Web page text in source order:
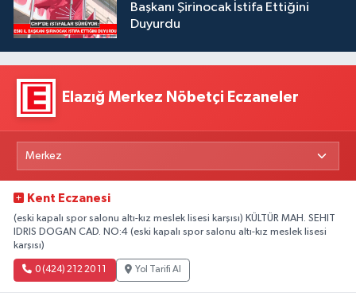
Başkanı Şirinocak İstifa Ettiğini
Duyurdu
Elazığ Merkez Nöbetçi Eczaneler
Kent Eczanesi
(eski kapalı spor salonu altı-kız meslek lisesi karşısı) KÜLTÜR MAH. SEHIT
IDRIS DOGAN CAD. NO:4 (eski kapalı spor salonu altı-kız meslek lisesi
karşısı)
0 (424) 212 20 11 Yol Tarifi Al